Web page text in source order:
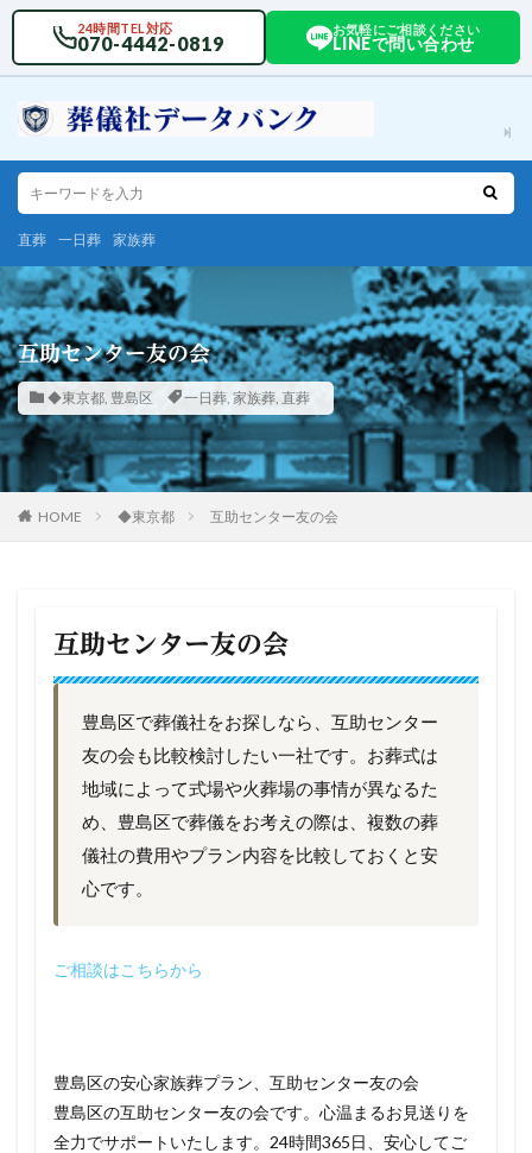
24時間TEL対応
070-4442-0819
お気軽にご相談ください
LINEで問い合わせ
直葬 一日葬 家族葬
互助センター友の会
◆東京都, 豊島区 一日葬, 家族葬, 直葬
HOME ◆東京都 互助センター友の会
互助センター友の会
豊島区で葬儀社をお探しなら、互助センター
友の会も比較検討したい一社です。お葬式は
地域によって式場や火葬場の事情が異なるた
め、豊島区で葬儀をお考えの際は、複数の葬
儀社の費用やプラン内容を比較しておくと安
心です。
ご相談はこちらから
豊島区の安心家族葬プラン、互助センター友の会
豊島区の互助センター友の会です。心温まるお見送りを
全力でサポートいたします。24時間365日、安心してご